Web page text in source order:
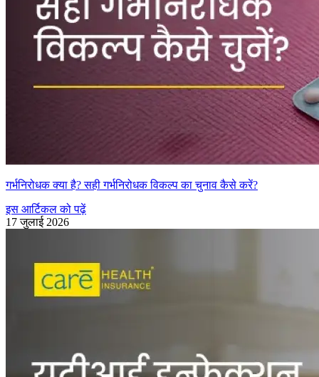
गर्भनिरोधक क्या है? सही गर्भनिरोधक विकल्प का चुनाव कैसे करें?
इस आर्टिकल को पढ़ें
17 जुलाई 2026